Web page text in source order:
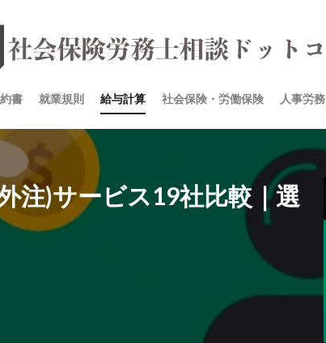
書 就業規則 給与計算 社会保険・労働保険 人事労務
注)サービス19社比較｜選